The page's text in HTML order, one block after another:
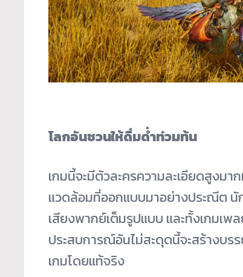
โลกอันชวนให้ดื่มด่ำท่วมท้น
เกมนี้จะมีตัวละครความละเอียดสูงมา
แวดล้อมที่ออกแบบมาอย่างประณีต
เสียงพากย์เต็มรูปแบบ และทั้งเกมเ
ประสบการณ์อันไม่สะดุดนี้จะสร้างบ
เกมโดยแท้จริง